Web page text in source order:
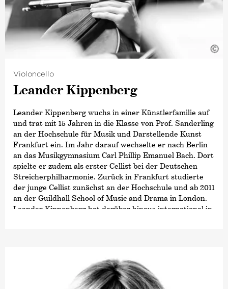
©
Violoncello
Leander Kippenberg
Leander Kippenberg wuchs in einer Künstlerfamilie auf
und trat mit 15 Jahren in die Klasse von Prof. Sanderling
an der Hochschule für Musik und Darstellende Kunst
Frankfurt ein. Im Jahr darauf wechselte er nach Berlin
an das Musikgymnasium Carl Phillip Emanuel Bach. Dort
spielte er zudem als erster Cellist bei der Deutschen
Streicherphilharmonie. Zurück in Frankfurt studierte
der junge Cellist zunächst an der Hochschule und ab 2011
an der Guildhall School of Music and Drama in London.
Leander Kippenberg hat darüber hinaus international in
eine Europa-Tournee mit dem iranischen Sänger
Homayoun Shajarian. Auch nach seiner Akademiezeit ist
der Absolvent intensiv an verschiedenen Projekten der